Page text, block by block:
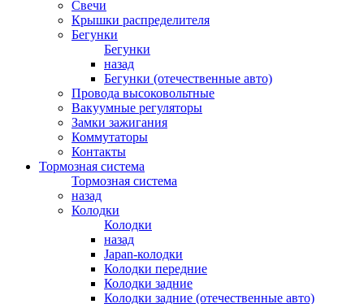
Свечи
Крышки распределителя
Бегунки
Бегунки
назад
Бегунки (отечественные авто)
Провода высоковольтные
Вакуумные регуляторы
Замки зажигания
Коммутаторы
Контакты
Тормозная система
Тормозная система
назад
Колодки
Колодки
назад
Japan-колодки
Колодки передние
Колодки задние
Колодки задние (отечественные авто)